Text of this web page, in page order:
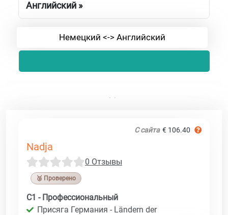
Английский »
Немецкий <-> Английский
С сайта € 106.40
Nadja
0 Отзывы
🥉 Проверено
C1 - Профессиональный
Присяга Германия - Ländern der